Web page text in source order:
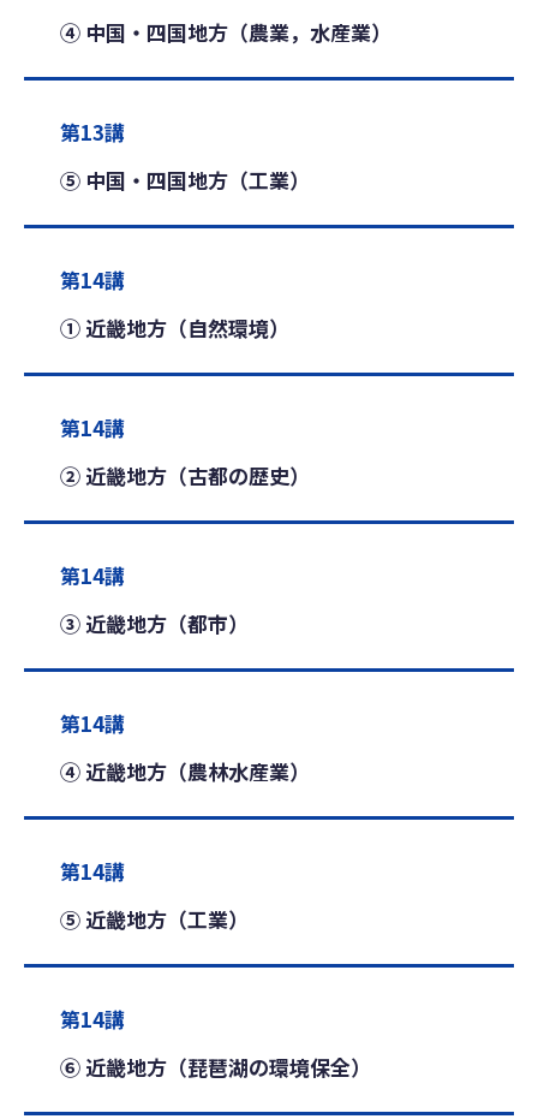
④ 中国・四国地方（農業，水産業）
第13講
⑤ 中国・四国地方（工業）
第14講
① 近畿地方（自然環境）
第14講
② 近畿地方（古都の歴史）
第14講
③ 近畿地方（都市）
第14講
④ 近畿地方（農林水産業）
第14講
⑤ 近畿地方（工業）
第14講
⑥ 近畿地方（琵琶湖の環境保全）